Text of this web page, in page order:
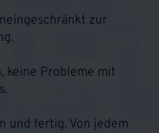
zur
keine Probleme mit
und fertig. Von jedem